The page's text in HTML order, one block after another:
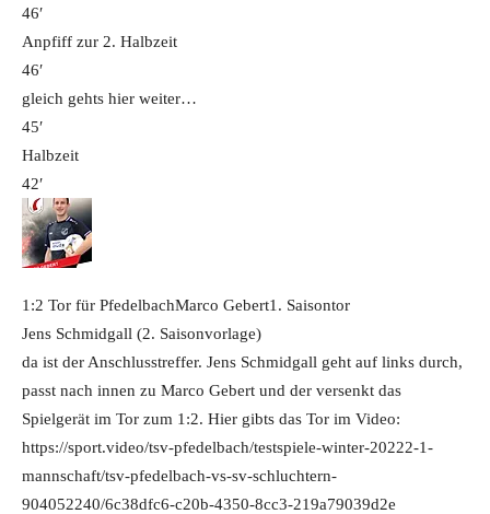
46′
Anpfiff zur 2. Halbzeit
46′
gleich gehts hier weiter…
45′
Halbzeit
42′
1:2 Tor für PfedelbachMarco Gebert1. Saisontor
Jens Schmidgall (2. Saisonvorlage)
da ist der Anschlusstreffer. Jens Schmidgall geht auf links durch,
passt nach innen zu Marco Gebert und der versenkt das
Spielgerät im Tor zum 1:2. Hier gibts das Tor im Video:
https://sport.video/tsv-pfedelbach/testspiele-winter-20222-1-
mannschaft/tsv-pfedelbach-vs-sv-schluchtern-
904052240/6c38dfc6-c20b-4350-8cc3-219a79039d2e